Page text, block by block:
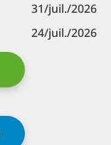
31/juil./2026
24/juil./2026